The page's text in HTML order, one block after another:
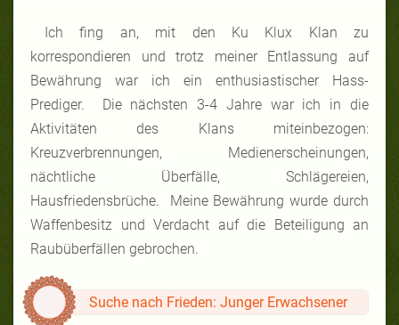
Ich fing an, mit den Ku Klux Klan zu
korrespondieren und trotz meiner Entlassung auf
Bewährung war ich ein enthusiastischer Hass-
Prediger. Die nächsten 3-4 Jahre war ich in die
Aktivitäten des Klans miteinbezogen:
Kreuzverbrennungen, Medienerscheinungen,
nächtliche Überfälle, Schlägereien,
Hausfriedensbrüche. Meine Bewährung wurde durch
Waffenbesitz und Verdacht auf die Beteiligung an
Raubüberfällen gebrochen.
Suche nach Frieden: Junger Erwachsener